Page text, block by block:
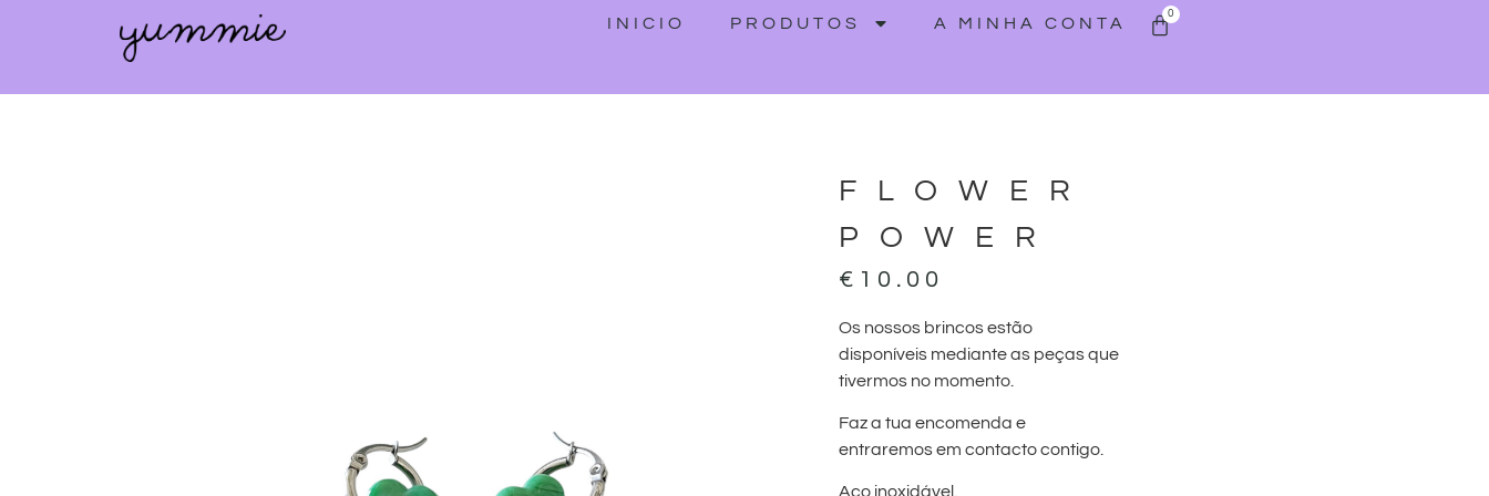
INICIO PRODUTOS A MINHA CONTA
0
FLOWER
POWER
€ 10.00
Os nossos brincos estão
disponíveis mediante as peças que
tivermos no momento.
Faz a tua encomenda e
entraremos em contacto contigo.
Aço inoxidável.